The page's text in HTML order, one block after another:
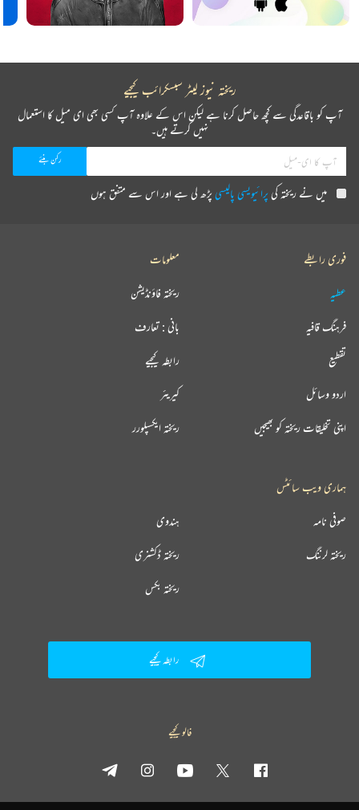
ریختہ نیوز لیٹر سبسکرائب کیجیے
آپ کو باقاعدگی سے کچھ حاصل کرنا ہے لیکن اس کے علاوہ آپ کسی بھی ای میل کا استعمال
نہیں کرتے ہیں۔
میں نے ریختہ کیپرائیویسی پالیسیپڑھ لی ہے اور اس سے متفق ہوں
فوری رابطے
عطیہ
فرہنگ قافیہ
تقطیع
اردو وسائل
اپنی تخلیقات ریختہ کو بھیجیں
معلومات
ریختہ فاؤنڈیشن
بانی : تعارف
رابطہ کیجیے
کیریئر
ریختہ ایکسپلورر
ہماری ویب سائٹس
ہندوی صوفی نامہ
ریختہ ڈکشنری ریختہ لرننگ
ریختہ بکس
رابطہ کیجیے
فالو کیجیے